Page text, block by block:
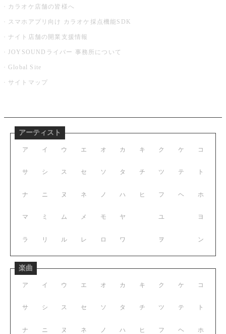
カラオケ店舗の皆様へ
スマホアプリ向け カラオケ採点機能SDK
ナイト店舗の開業支援情報
JOYSOUNDライバー 事務所について
Global Site
サイトマップ
アーティスト
ア イ ウ エ オ
サ シ ス セ ソ
ナ ニ ヌ ネ ノ
マ ミ ム メ モ
ラ リ ル レ ロ
カ キ ク ケ コ
タ チ ツ テ ト
ハ ヒ フ ヘ ホ
ヤ ユ ヨ
ワ ヲ ン
楽曲
ア イ ウ エ オ
サ シ ス セ ソ
ナ ニ ヌ ネ ノ
カ キ ク ケ コ
タ チ ツ テ ト
ハ ヒ フ ヘ ホ